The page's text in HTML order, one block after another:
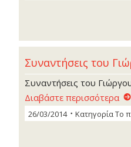
Συναντήσεις του
Συναντήσεις του
Διαβάστε περισσότερα
26/03/2014 ΚατηγορίαΤο